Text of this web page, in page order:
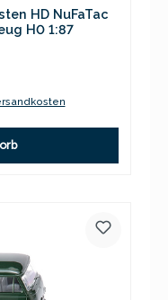
HD NuFaTac
H0 1:87